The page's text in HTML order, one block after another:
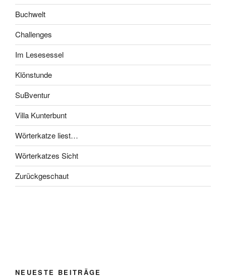
Buchwelt
Challenges
Im Lesesessel
Klönstunde
SuBventur
Villa Kunterbunt
Wörterkatze liest…
Wörterkatzes Sicht
Zurückgeschaut
NEUESTE BEITRÄGE